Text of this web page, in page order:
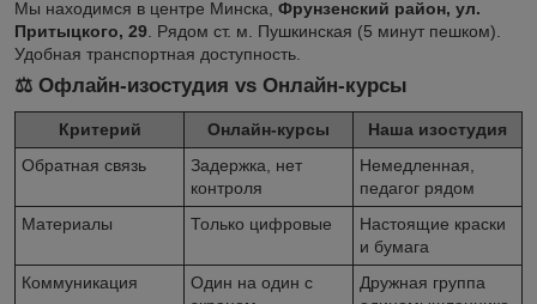
Мы находимся в центре Минска, Фрунзенский район, ул.
Притыцкого, 29. Рядом ст. м. Пушкинская (5 минут пешком).
Удобная транспортная доступность.
⚖️ Офлайн-изостудия vs Онлайн-курсы
Критерий Онлайн-курсы
Наша изостудия
Обратная связь
Задержка, нет
контроля
Немедленная,
педагог рядом
Материалы
Только цифровые
Настоящие краски
и бумага
Коммуникация
Один на один с
Дружная группа